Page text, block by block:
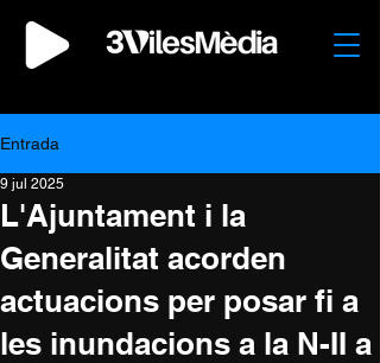
Entrada
L'Ajuntament i la
Generalitat acorden
actuacions per posar fi a
les inundacions a la N-II a
9 jul 2025